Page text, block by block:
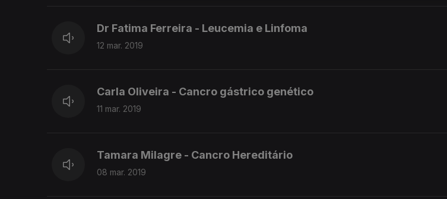
Dr Fatima Ferreira - Leucemia e Linfoma
12 mar. 2019
Carla Oliveira - Cancro gástrico genético
11 mar. 2019
Tamara Milagre - Cancro Hereditário
08 mar. 2019